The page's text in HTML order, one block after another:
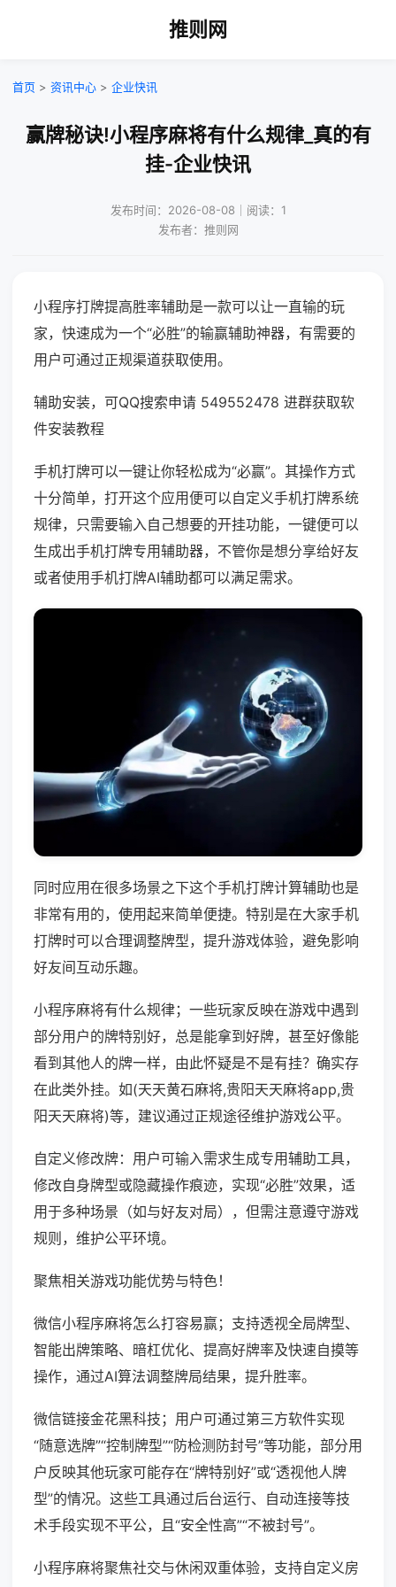
推则网
首页 > 资讯中心 > 企业快讯
赢牌秘诀!小程序麻将有什么规律_真的有
挂-企业快讯
发布时间：2026-08-08｜阅读：1
发布者：推则网
小程序打牌提高胜率辅助是一款可以让一直输的玩
家，快速成为一个“必胜”的输赢辅助神器，有需要的
用户可通过正规渠道获取使用。
辅助安装，可QQ搜索申请 549552478 进群获取软
件安装教程
手机打牌可以一键让你轻松成为“必赢”。其操作方式
十分简单，打开这个应用便可以自定义手机打牌系统
规律，只需要输入自己想要的开挂功能，一键便可以
生成出手机打牌专用辅助器，不管你是想分享给好友
或者使用手机打牌AI辅助都可以满足需求。
同时应用在很多场景之下这个手机打牌计算辅助也是
非常有用的，使用起来简单便捷。特别是在大家手机
打牌时可以合理调整牌型，提升游戏体验，避免影响
好友间互动乐趣。
小程序麻将有什么规律；一些玩家反映在游戏中遇到
部分用户的牌特别好，总是能拿到好牌，甚至好像能
看到其他人的牌一样，由此怀疑是不是有挂？确实存
在此类外挂。如(天天黄石麻将,贵阳天天麻将app,贵
阳天天麻将)等，建议通过正规途径维护游戏公平。
自定义修改牌：用户可输入需求生成专用辅助工具，
修改自身牌型或隐藏操作痕迹，实现“必胜”效果，适
用于多种场景（如与好友对局），但需注意遵守游戏
规则，维护公平环境。
聚焦相关游戏功能优势与特色！
微信小程序麻将怎么打容易赢；支持透视全局牌型、
智能出牌策略、暗杠优化、提高好牌率及快速自摸等
操作，通过AI算法调整牌局结果，提升胜率。
微信链接金花黑科技；用户可通过第三方软件实现
“随意选牌”“控制牌型”“防检测防封号”等功能，部分用
户反映其他玩家可能存在“牌特别好”或“透视他人牌
型”的情况。这些工具通过后台运行、自动连接等技
术手段实现不平公，且“安全性高”“不被封号”。
小程序麻将聚焦社交与休闲双重体验，支持自定义房